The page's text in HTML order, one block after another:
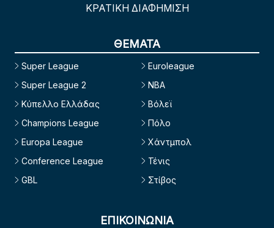
ΚΡΑΤΙΚΗ ΔΙΑΦΗΜΙΣΗ
ΘΕΜΑΤΑ
Super League
Super League 2
Κύπελλο Ελλάδας
Champions League
Europa League
Conference League
GBL
Euroleague
NBA
Βόλεϊ
Πόλο
Χάντμπολ
Τένις
Στίβος
ΕΠΙΚΟΙΝΩΝΙΑ